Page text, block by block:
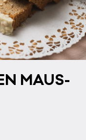
MAUS­